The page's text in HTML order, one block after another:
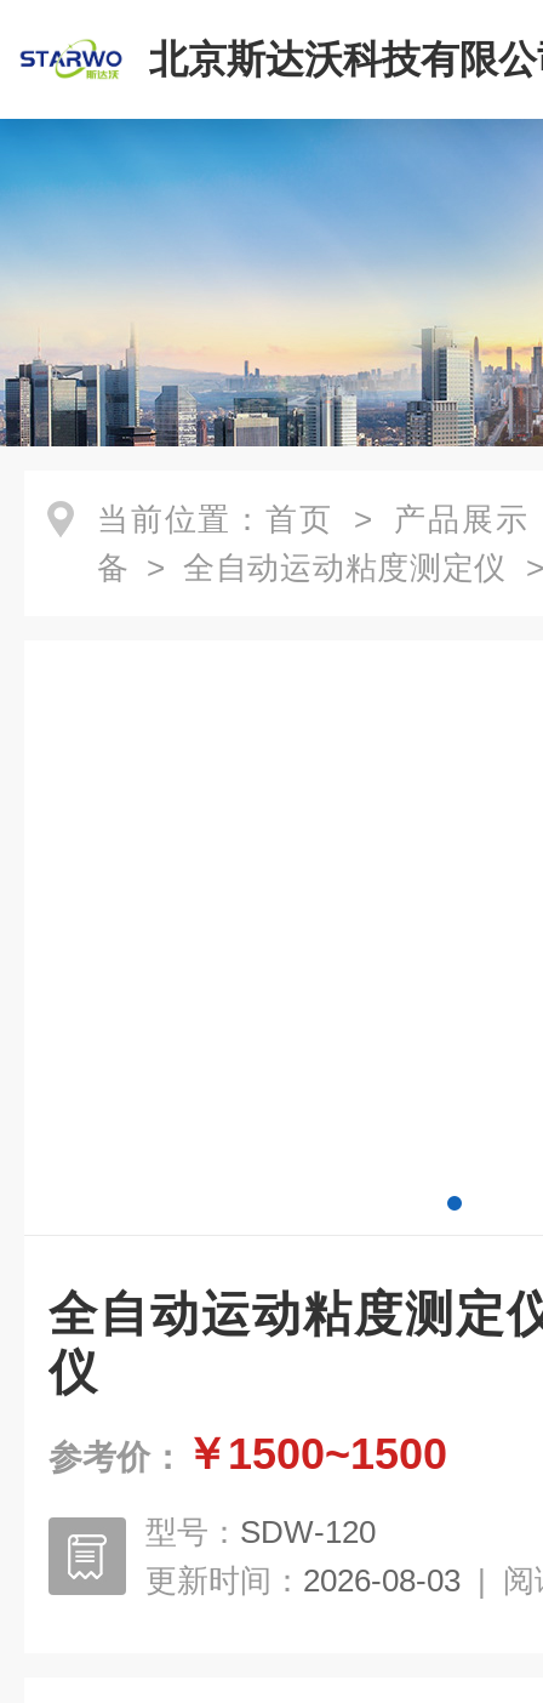
北京斯达沃科技有限
当前位置： 首页 > 产品展示
备 > 全自动运动粘度测定仪
全自动运动粘度测定
仪
参考价： ￥1500~1500
型号： SDW-120
更新时间： 2026-08-03 | 阅